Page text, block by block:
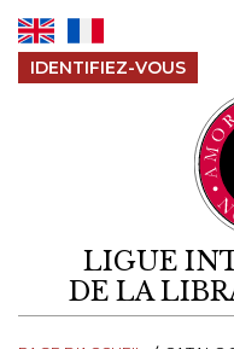
IDENTIFIEZ-VOUS
LIGUE
DE LA